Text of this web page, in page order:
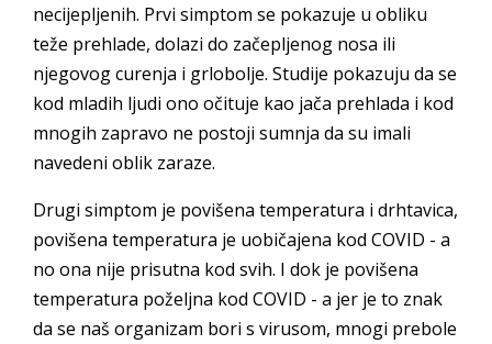
necijepljenih. Prvi simptom se pokazuje u obliku
teže prehlade, dolazi do začepljenog nosa ili
njegovog curenja i grlobolje. Studije pokazuju da se
kod mladih ljudi ono očituje kao jača prehlada i kod
mnogih zapravo ne postoji sumnja da su imali
navedeni oblik zaraze.
Drugi simptom je povišena temperatura i drhtavica,
povišena temperatura je uobičajena kod COVID - a
no ona nije prisutna kod svih. I dok je povišena
temperatura poželjna kod COVID - a jer je to znak
da se naš organizam bori s virusom, mnogi prebole